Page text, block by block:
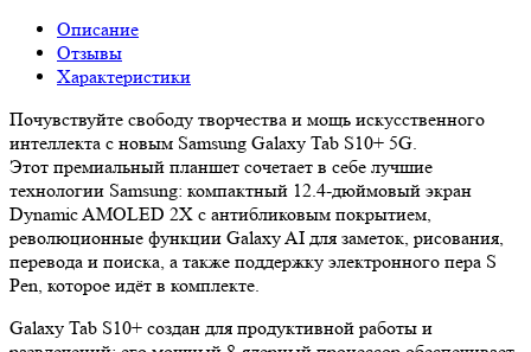
Описание
Отзывы
Характеристики
Почувствуйте свободу творчества и мощь искусственного
интеллекта с новым Samsung Galaxy Tab S10+ 5G.
Этот премиальный планшет сочетает в себе лучшие
технологии Samsung: компактный 12.4-дюймовый экран
Dynamic AMOLED 2X с антибликовым покрытием,
революционные функции Galaxy AI для заметок, рисования,
перевода и поиска, а также поддержку электронного пера S
Pen, которое идёт в комплекте.
Galaxy Tab S10+ создан для продуктивной работы и